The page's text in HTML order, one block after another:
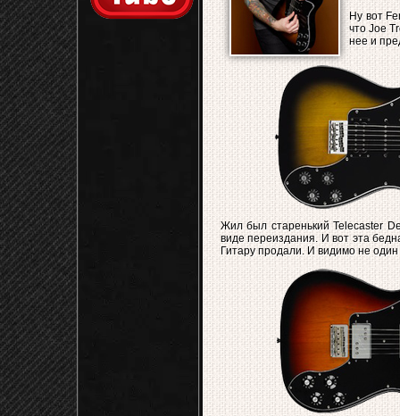
Ну вот
что Joe
нее и
Жил был старенький Telecaster
виде переиздания. И вот эта
Гитару продали. И видимо не один